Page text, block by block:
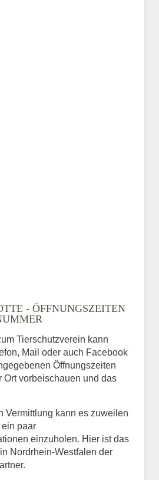
- ÖFFNUNGSZEITEN
Tierschutzverein kann
Mail oder auch Facebook
Öffnungszeiten
Ort vorbeischauen und das
Vermittlung kann es zuweilen
paar
einzuholen. Hier ist das
Nordrhein-Westfalen der